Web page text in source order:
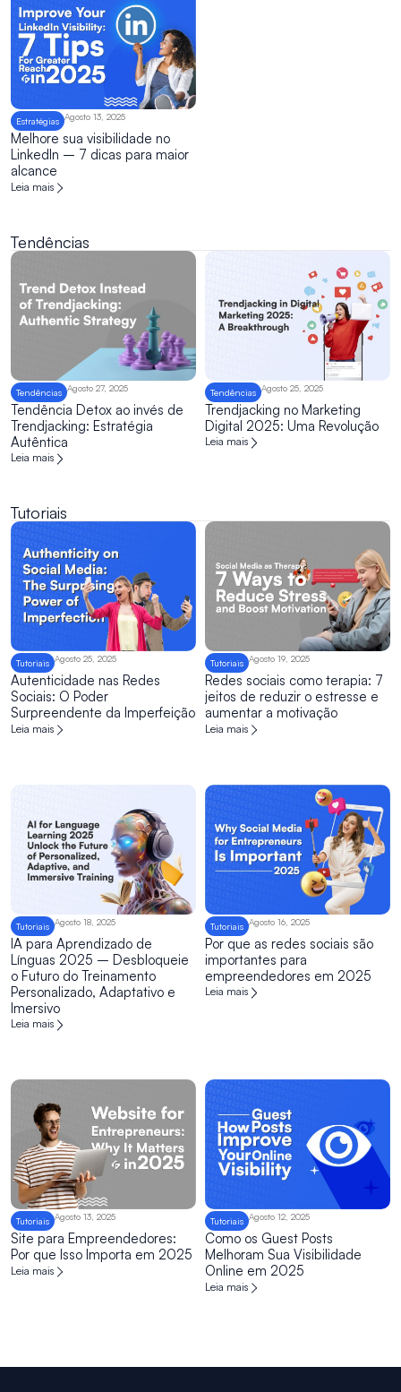
Estratégias Agosto 13, 2025
Melhore sua visibilidade no
LinkedIn – 7 dicas para maior
alcance
Leia mais
Tendências
Tendências Agosto 27, 2025
Tendência Detox ao invés de
Trendjacking: Estratégia
Autêntica
Leia mais
Tendências Agosto 25, 2025
Trendjacking no Marketing
Digital 2025: Uma Revolução
Leia mais
Tutoriais
Tutoriais Agosto 25, 2025
Autenticidade nas Redes
Sociais: O Poder
Surpreendente da Imperfeição
Leia mais
Tutoriais Agosto 19, 2025
Redes sociais como terapia: 7
jeitos de reduzir o estresse e
aumentar a motivação
Leia mais
Tutoriais Agosto 18, 2025
IA para Aprendizado de
Línguas 2025 – Desbloqueie
o Futuro do Treinamento
Personalizado, Adaptativo e
Imersivo
Leia mais
Tutoriais Agosto 16, 2025
Por que as redes sociais são
importantes para
empreendedores em 2025
Leia mais
Tutoriais Agosto 13, 2025
Site para Empreendedores:
Por que Isso Importa em 2025
Leia mais
Tutoriais Agosto 12, 2025
Como os Guest Posts
Melhoram Sua Visibilidade
Online em 2025
Leia mais